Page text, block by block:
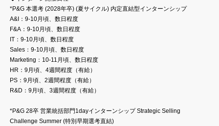
*P&G 本選考 (2028年卒) (夏サイクル) 内定直結型インターンシップ
A&I：9-10月頃、数日程度
F&A：9-10月頃、数日程度
IT：9-10月頃、数日程度
Sales：9-10月頃、数日程度
Marketing：10-11月頃、数日程度
HR：9月頃、4週間程度（有給）
PS：9月頃、2週間程度（有給）
R&D：9月頃、3週間程度（有給）
*P&G 28卒 営業統括部門1dayインターンシップ Strategic Selling
Challenge Summer (特別早期選考直結)